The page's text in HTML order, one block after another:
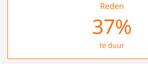
Reden
37%
te duur